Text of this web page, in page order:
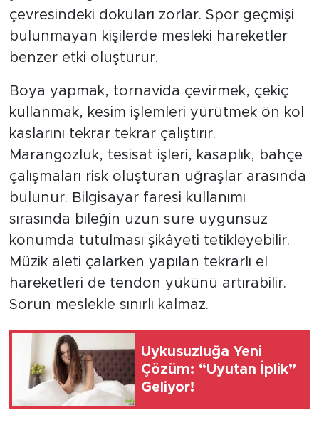
çevresindeki dokuları zorlar. Spor geçmişi
bulunmayan kişilerde mesleki hareketler
benzer etki oluşturur.
Boya yapmak, tornavida çevirmek, çekiç
kullanmak, kesim işlemleri yürütmek ön kol
kaslarını tekrar tekrar çalıştırır.
Marangozluk, tesisat işleri, kasaplık, bahçe
çalışmaları risk oluşturan uğraşlar arasında
bulunur. Bilgisayar faresi kullanımı
sırasında bileğin uzun süre uygunsuz
konumda tutulması şikâyeti tetikleyebilir.
Müzik aleti çalarken yapılan tekrarlı el
hareketleri de tendon yükünü artırabilir.
Sorun meslekle sınırlı kalmaz.
Uykusuzluğa Yeni
Çözüm: “Uyutan İplik”
Geliyor!